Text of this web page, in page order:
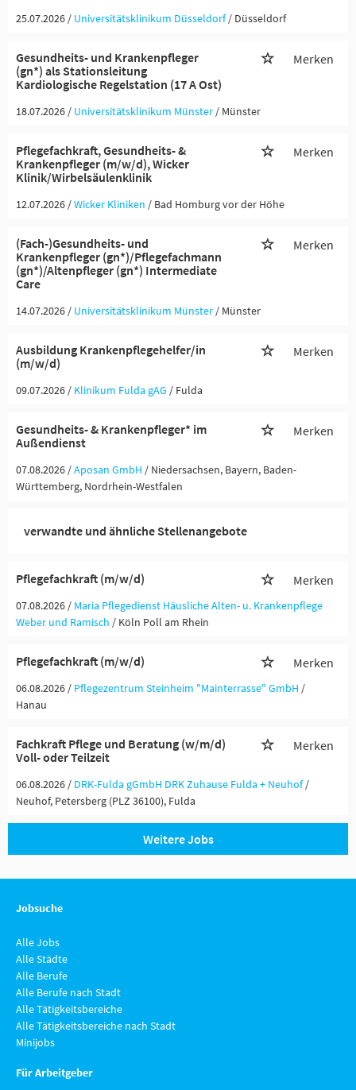
25.07.2026 / Universitätsklinikum Düsseldorf / Düsseldorf
Gesundheits- und Krankenpfleger
(gn*) als Stationsleitung
Kardiologische Regelstation (17 A Ost)
Merken
18.07.2026 / Universitätsklinikum Münster / Münster
Pflegefachkraft, Gesundheits- &
Krankenpfleger (m/w/d), Wicker
Klinik/Wirbelsäulenklinik
Merken
12.07.2026 /Wicker Kliniken / Bad Homburg vor der Höhe
(Fach-)Gesundheits- und
Krankenpfleger (gn*)/Pflegefachmann
(gn*)/Altenpfleger (gn*) Intermediate
Care
Merken
14.07.2026 / Universitätsklinikum Münster / Münster
Ausbildung Krankenpflegehelfer/in
(m/w/d)
Merken
09.07.2026 / Klinikum Fulda gAG / Fulda
Gesundheits- & Krankenpfleger* im
Außendienst
Merken
07.08.2026 /Aposan GmbH / Niedersachsen, Bayern, Baden-
Württemberg, Nordrhein-Westfalen
verwandte und ähnliche Stellenangebote
Pflegefachkraft (m/w/d) Merken
07.08.2026 / Maria Pflegedienst Häusliche Alten- u. Krankenpflege
Weber und Ramisch / Köln Poll am Rhein
Pflegefachkraft (m/w/d) Merken
06.08.2026 / Pflegezentrum Steinheim "Mainterrasse" GmbH /
Hanau
Fachkraft Pflege und Beratung (w/m/d)
Voll- oder Teilzeit
Merken
06.08.2026 / DRK-Fulda gGmbH DRK Zuhause Fulda + Neuhof /
Neuhof, Petersberg (PLZ 36100), Fulda
Weitere Jobs
Jobsuche
Alle Jobs
Alle Städte
Alle Berufe
Alle Berufe nach Stadt
Alle Tätigkeitsbereiche
Alle Tätigkeitsbereiche nach Stadt
Minijobs
Für Arbeitgeber